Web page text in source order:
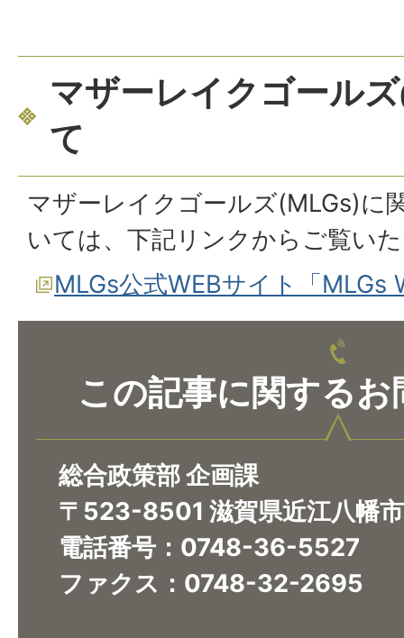
マザーレイクゴール
て
マザーレイクゴールズ(MLGs)に
いては、下記リンクからご覧い
MLGs公式WEBサイト「MLGs
この記事に関するお
総合政策部 企画課
〒523-8501 滋賀県近江八幡
電話番号：0748-36-5527
ファクス：0748-32-2695